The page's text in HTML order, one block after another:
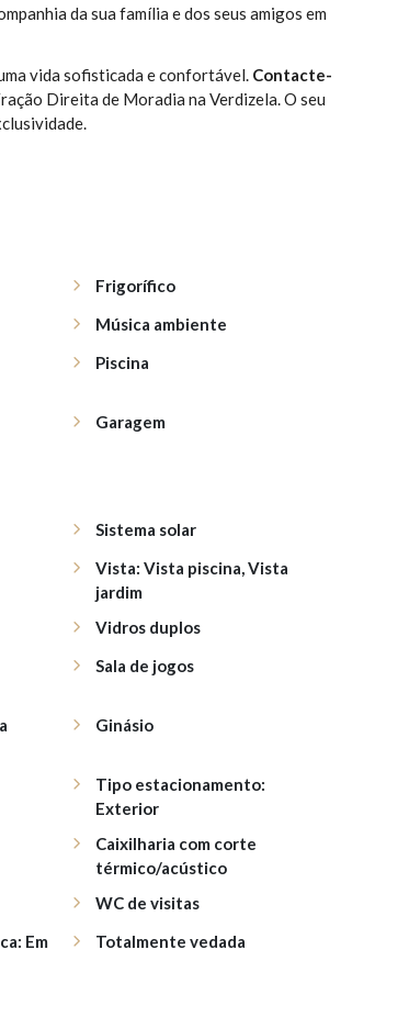
da sua família e dos seus amigos em
vida sofisticada e confortável. Contacte-
Direita de Moradia na Verdizela. O seu
Frigorífico
Música ambiente
Piscina
Garagem
Sistema solar
Vista: Vista piscina, Vista
jardim
Vidros duplos
Sala de jogos
Ginásio
Tipo estacionamento:
Exterior
Caixilharia com corte
térmico/acústico
WC de visitas
Em
Totalmente vedada